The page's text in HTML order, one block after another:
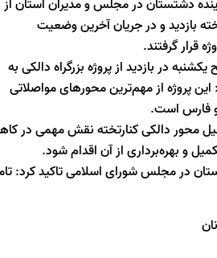
دشتستان در مجلس و مدیران استان از
بازدید و در جریان آخرین وضعیت
قرار گرفتند.
در بازدید از پروژه بزرگراه دالکی به
این پروژه از مهم‌ترین محورهای مواصلاتی
فارس است.
محور دالکی کنارتخته نقش مهمی در
و بهره‌برداری از آن اقدام شود.
در مجلس شورای اسلامی تاکید کرد: